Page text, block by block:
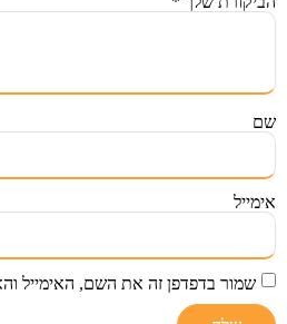
שם
אימייל
שמור בדפדפן זה את השם, האימייל